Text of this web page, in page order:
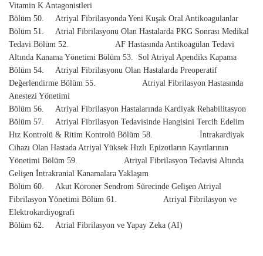
Vitamin K Antagonistleri
Bölüm 50. Atriyal Fibrilasyonda Yeni Kuşak Oral Antikoagulanlar
Bölüm 51. Atrial Fibrilasyonu Olan Hastalarda PKG Sonrası Medikal
Tedavi Bölüm 52. AF Hastasında Antikoagülan Tedavi
Altında Kanama Yönetimi Bölüm 53. Sol Atriyal Apendiks Kapama
Bölüm 54. Atriyal Fibrilasyonu Olan Hastalarda Preoperatif
Değerlendirme Bölüm 55. Atriyal Fibrilasyon Hastasında
Anestezi Yönetimi
Bölüm 56. Atriyal Fibrilasyon Hastalarında Kardiyak Rehabilitasyon
Bölüm 57. Atriyal Fibrilasyon Tedavisinde Hangisini Tercih Edelim
Hız Kontrolü & Ritim Kontrolü Bölüm 58. İntrakardiyak
Cihazı Olan Hastada Atriyal Yüksek Hızlı Epizotların Kayıtlarının
Yönetimi Bölüm 59. Atriyal Fibrilasyon Tedavisi Altında
Gelişen İntrakranial Kanamalara Yaklaşım
Bölüm 60. Akut Koroner Sendrom Sürecinde Gelişen Atriyal
Fibrilasyon Yönetimi Bölüm 61. Atriyal Fibrilasyon ve
Elektrokardiyografi
Bölüm 62. Atrial Fibrilasyon ve Yapay Zeka (AI)